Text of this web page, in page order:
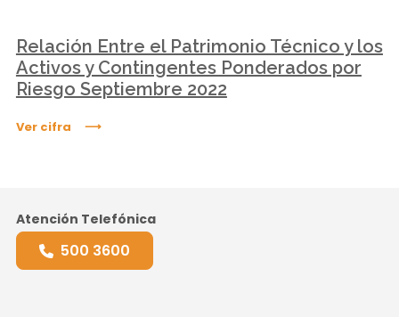
Relación Entre el Patrimonio Técnico y los
Activos y Contingentes Ponderados por
Riesgo Septiembre 2022
Ver cifra
Atención Telefónica
500 3600